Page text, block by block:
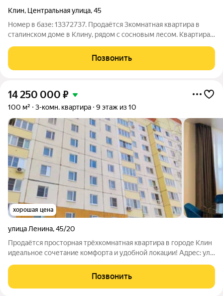
Клин, Центральная улица,45
Номер в базе: 13372737. Продаётся 3комнатная квартира в
сталинском доме в Клину, рядом с сосновым лесом. Квартира
качественный ремонт «для
Позвонить
14 250 000 ₽
100 м² 3-комн. квартира 9 этаж из 10
хорошая цена
улица Ленина,45/20
Продаётся просторная трёхкомнатная квартира в городе Клин
идеальное сочетание комфорта и удобной локации! Адрес: ул.
изолированные
Позвонить